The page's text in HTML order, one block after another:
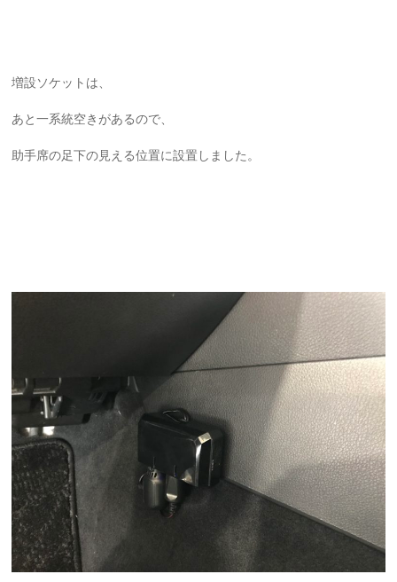
増設ソケットは、
あと一系統空きがあるので、
助手席の足下の見える位置に設置しました。